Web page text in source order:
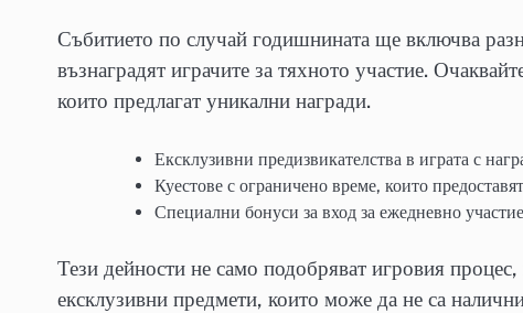
Събитието по случай годишнината ще включва
възнаградят играчите за тяхното участие.
които предлагат уникални награди.
Ексклузивни предизвикателства в играта с
Куестове с ограничено време, които
Специални бонуси за вход за ежедневно
Тези дейности не само подобряват игровия
ексклузивни предмети, които може да не са